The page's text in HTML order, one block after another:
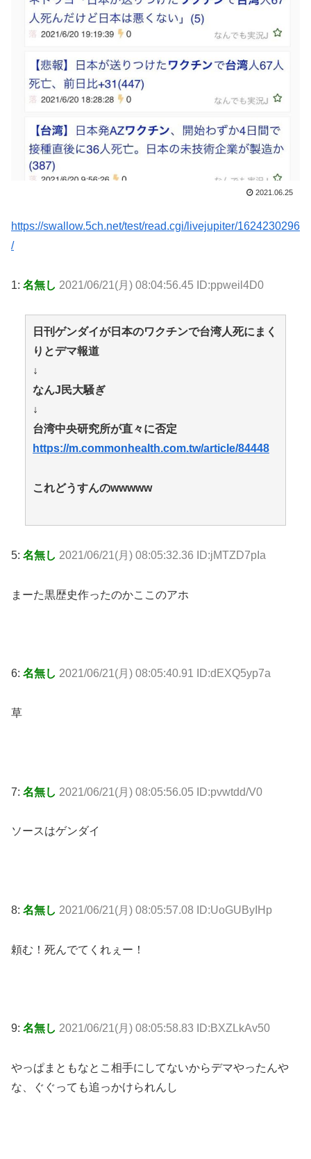
2021.06.25
https://swallow.5ch.net/test/read.cgi/livejupiter/1624230296
/
1: 名無し 2021/06/21(月) 08:04:56.45 ID:ppweil4D0
日刊ゲンダイが日本のワクチンで台湾人死にまく
りとデマ報道
↓
なんJ民大騒ぎ
↓
台湾中央研究所が直々に否定
https://m.commonhealth.com.tw/article/84448
これどうすんのwwwww
5: 名無し 2021/06/21(月) 08:05:32.36 ID:jMTZD7pIa
まーた黒歴史作ったのかここのアホ
6: 名無し 2021/06/21(月) 08:05:40.91 ID:dEXQ5yp7a
草
7: 名無し 2021/06/21(月) 08:05:56.05 ID:pvwtdd/V0
ソースはゲンダイ
8: 名無し 2021/06/21(月) 08:05:57.08 ID:UoGUByIHp
頼む！死んでてくれぇー！
9: 名無し 2021/06/21(月) 08:05:58.83 ID:BXZLkAv50
やっぱまともなとこ相手にしてないからデマやったんや
な、ぐぐっても追っかけられんし